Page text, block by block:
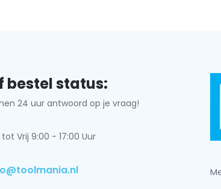
bestel status:
24 uur antwoord op je vraag!
Vrij 9:00 - 17:00 Uur